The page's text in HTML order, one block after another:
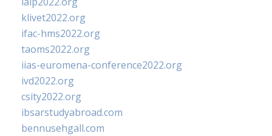
klivet2022.org
ifac-hms2022.org
taoms2022.org
iias-euromena-conference2022.org
ivd2022.org
csity2022.org
ibsarstudyabroad.com
bennusehgall.com